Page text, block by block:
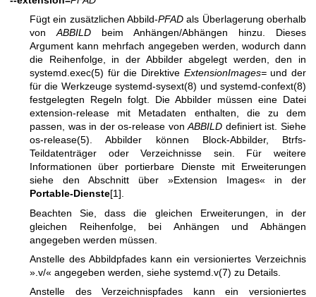
Fügt ein zusätzlichen Abbild-PFAD als Überlagerung oberhalb
von ABBILD beim Anhängen/Abhängen hinzu. Dieses
Argument kann mehrfach angegeben werden, wodurch dann
die Reihenfolge, in der Abbilder abgelegt werden, den in
systemd.exec(5) für die Direktive ExtensionImages=und der
für die Werkzeugesystemd-sysext(8) undsystemd-confext(8)
festgelegten Regeln folgt. Die Abbilder müssen eine Datei
extension-release mit Metadaten enthalten, die zu dem
passen, was in der os-release vonABBILD definiert ist. Siehe
os-release(5) . Abbilder können Block-Abbilder, Btrfs-
Teildatenträger oder Verzeichnisse sein. Für weitere
Informationen über portierbare Dienste mit Erweiterungen
siehe den Abschnitt über »Extension Images« in der
Portable-Dienste[1].
Beachten Sie, dass die gleichen Erweiterungen, in der
gleichen Reihenfolge, bei Anhängen und Abhängen
angegeben werden müssen.
Anstelle des Abbildpfades kann ein versioniertes Verzeichnis
».v/« angegeben werden, siehe systemd.v(7) zu Details.
Anstelle des Verzeichnispfades kann ein versioniertes